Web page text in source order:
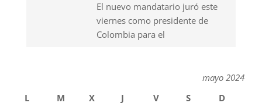
El nuevo mandatario juró este
viernes como presidente de
Colombia para el
mayo 2024
L
M X J V S
D